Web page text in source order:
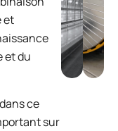
et
et du
ce
sur